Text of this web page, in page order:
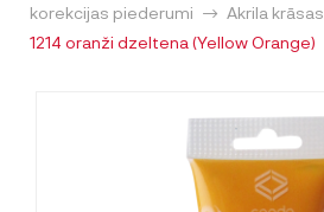
korekcijas piederumi
Akrila krāsas
1214 oranži dzeltena (Yellow Orange)